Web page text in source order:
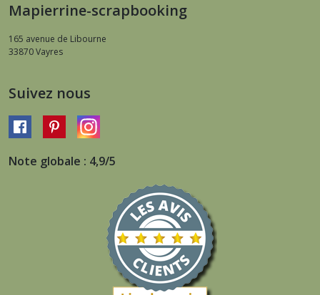
Mapierrine-scrapbooking
165 avenue de Libourne
33870Vayres
Suivez nous
Note globale : 4,9/5